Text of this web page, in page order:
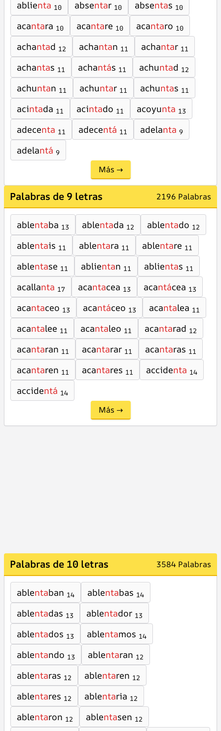
ablienta 10 absentar 10 absentas 10
acantara 10 acantare 10 acantaro 10
achantad 12 achantan 11 achantar 11
achantas 11 achantás 11 achuntad 12
achuntan 11 achuntar 11 achuntas 11
acintada 11 acintado 11 acoyunta 13
adecenta 11 adecentá 11 adelanta 9
adelantá 9
Más →
Palabras de 9 letras 2196 Palabras
ablentaba 13 ablentada 12 ablentado 12
ablentais 11 ablentara 11 ablentare 11
ablentase 11 ablientan 11 ablientas 11
acallanta 17 acantacea 13 acantácea 13
acantaceo 13 acantáceo 13 acantalea 11
acantalee 11 acantaleo 11 acantarad 12
acantaran 11 acantarar 11 acantaras 11
acantaren 11 acantares 11 accidenta 14
accidentá 14
Más →
Palabras de 10 letras 3584 Palabras
ablentaban 14 ablentabas 14
ablentadas 13 ablentador 13
ablentados 13 ablentamos 14
ablentando 13 ablentaran 12
ablentaras 12 ablentaren 12
ablentares 12 ablentaria 12
ablentaron 12 ablentasen 12